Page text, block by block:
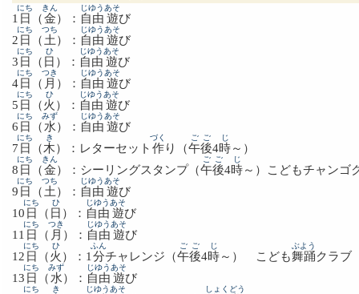
1 日
にち
（金
きん
）： 自由
じゆう
遊
あそ
び
2 日
にち
（ 土
つち
）： 自由
じゆう
遊
あそ
び
3 日
にち
（ 日
ひ
）： 自由
じゆう
遊
あそ
び
4 日
にち
（ 月
つき
）： 自由
じゆう
遊
あそ
び
5 日
にち
（火
ひ
）： 自由
じゆう
遊
あそ
び
6 日
にち
（ 水
みず
）： 自由
じゆう
遊
あそ
び
7 日
にち
（木
き
）：レターセット 作
づく
り（午後
ごご
4時
じ
～）
8 日
にち
（金
きん
）：シーリングスタンプ（午後
ごご
4時
じ
～）こどもチャン
9 日
にち
（ 土
つち
）： 自由
じゆう
遊
あそ
び
10 日
にち
（ 日
ひ
）： 自由
じゆう
遊
あそ
び
11 日
にち
（ 月
つき
）： 自由
じゆう
遊
あそ
び
12 日
にち
（火
ひ
）：1 分
ふん
チャレンジ（午後
ごご
4時
じ
～） こども舞踊
ぶよう
クラブ
13 日
にち
（ 水
みず
）： 自由
じゆう
遊
あそ
び
にち き じゆう あそ しょくどう